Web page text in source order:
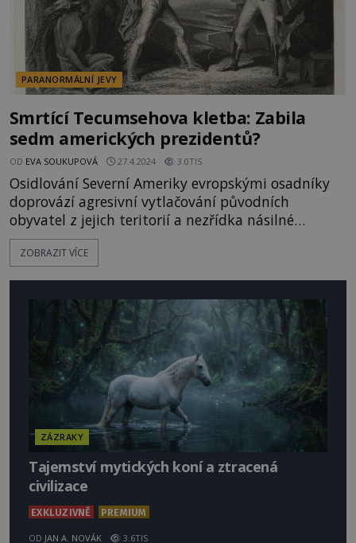
PARANORMÁLNÍ JEVY
Smrtící Tecumsehova kletba: Zabila
sedm amerických prezidentů?
OD EVA SOUKUPOVÁ 27.4.2024 3.0TIS
Osidlování Severní Ameriky evropskými osadníky
doprovází agresivní vytlačování původních
obyvatel z jejich teritorií a nezřídka násilné
konflikty. Indiánské kmeny se pak za prolitou krev
svých druhů mstí mocnými kletbami. Jedna taková
umírá na zápal plic nově zvo
ZOBRAZIT VÍCE
ZÁZRAKY
Tajemství mytických koní a ztracená
civilizace
EXKLUZIVNĚ PREMIUM
OD JAN A. NOVÁK 3.6TIS